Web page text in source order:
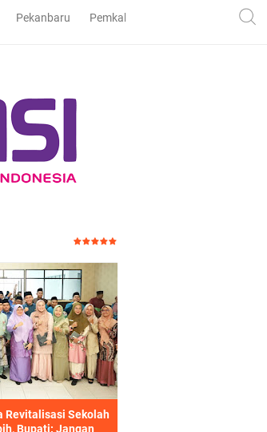
Pekanbaru Pemkab dan DPRD Bengkalis
Revitalisasi Sekolah
Bupati: Jangan